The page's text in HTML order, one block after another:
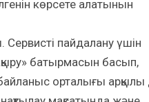
көрсете алатынын
Сервисті пайдалану үшін
батырмасын басып,
байланыс орталығы арқылы